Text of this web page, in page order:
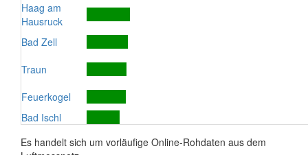
Haag am
Hausruck
Bad Zell
Traun
Feuerkogel
Bad Ischl
Es handelt sich um vorläufige Online-Rohdaten aus dem